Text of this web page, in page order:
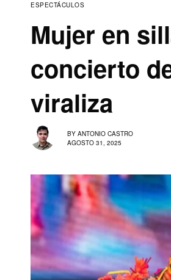
ESPECTÁCULOS
Mujer en
concierto
viraliza
BY ANTONIO CASTRO
AGOSTO 31, 2025